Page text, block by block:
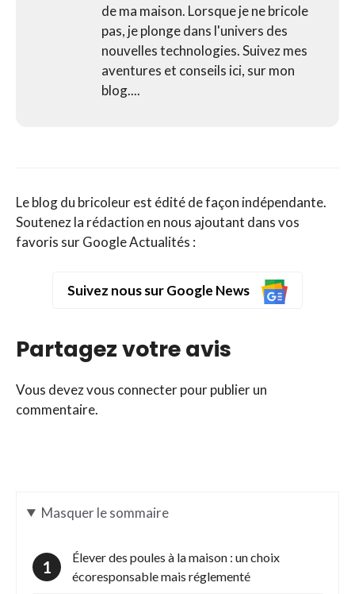
de ma maison. Lorsque je ne bricole
pas, je plonge dans l'univers des
nouvelles technologies. Suivez mes
aventures et conseils ici, sur mon
blog....
Le blog du bricoleur est édité de façon indépendante.
Soutenez la rédaction en nous ajoutant dans vos
favoris sur Google Actualités :
Suivez nous sur Google News
Partagez votre avis
Vous devezvous connecterpour publier un
commentaire.
Masquerle sommaire
Élever des poules à la maison : un choix
écoresponsable mais réglementé